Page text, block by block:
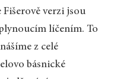
verzi jsou
líčením. To
z celé
básnické